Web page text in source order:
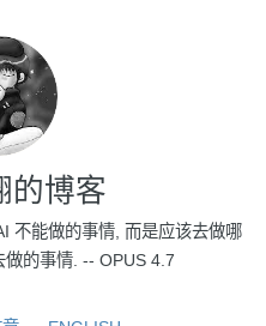
的博客
不能做的事情, 而是应该去做哪
的事情. -- OPUS 4.7